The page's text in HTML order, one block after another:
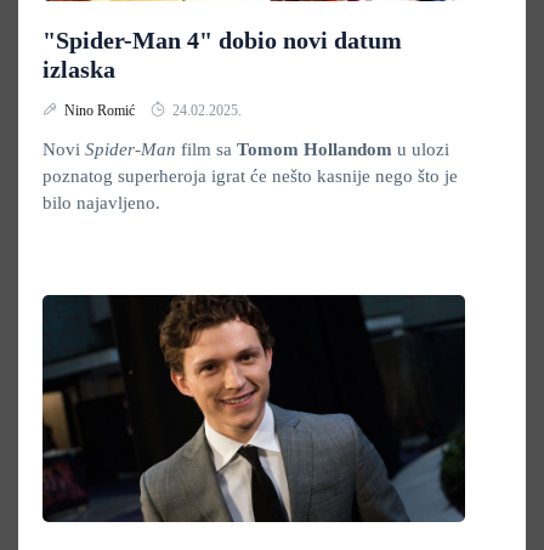
"Spider-Man 4" dobio novi datum
izlaska
Nino Romić 24.02.2025.
Novi Spider-Man film sa Tomom Hollandom u ulozi
poznatog superheroja igrat će nešto kasnije nego što je
bilo najavljeno.